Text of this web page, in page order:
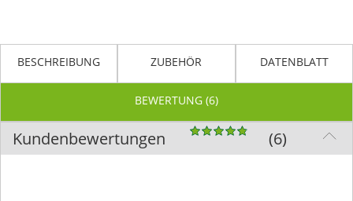
BESCHREIBUNG ZUBEHÖR DATENBLATT
BEWERTUNG (6)
Kundenbewertungen (6)